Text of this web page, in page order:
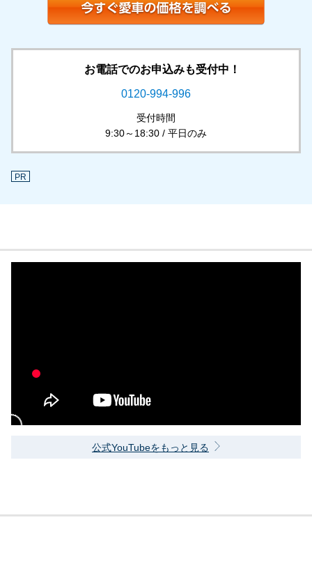
お電話でのお申込みも受付中！
0120-994-996
受付時間
9:30～18:30 / 平日のみ
PR
公式YouTubeをもっと見る